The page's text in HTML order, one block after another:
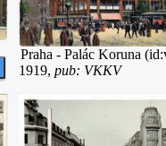
Praha - Palác Koruna
1919, pub: VKKV